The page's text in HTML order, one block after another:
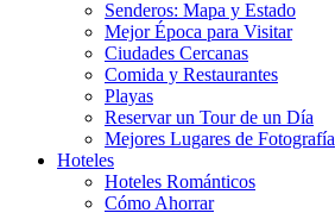
Senderos: Mapa y Estado
Mejor Época para Visitar
Ciudades Cercanas
Comida y Restaurantes
Playas
Reservar un Tour de un Día
Mejores Lugares de Fotografía
Hoteles
Hoteles Románticos
Cómo Ahorrar